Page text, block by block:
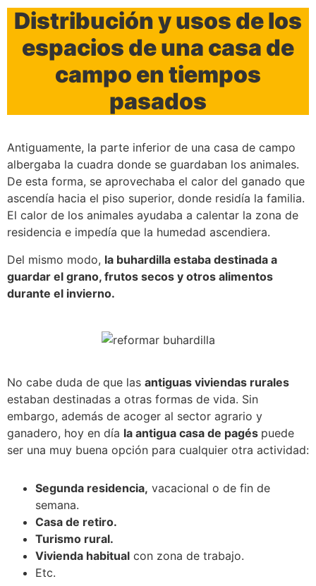
Distribución y usos de los
espacios de una casa de
campo en tiempos
pasados
Antiguamente, la parte inferior de una casa de campo
albergaba la cuadra donde se guardaban los animales.
De esta forma, se aprovechaba el calor del ganado que
ascendía hacia el piso superior, donde residía la familia.
El calor de los animales ayudaba a calentar la zona de
residencia e impedía que la humedad ascendiera.
Del mismo modo, la buhardilla estaba destinada a
guardar el grano, frutos secos y otros alimentos
durante el invierno.
No cabe duda de que las antiguas viviendas rurales
estaban destinadas a otras formas de vida. Sin
embargo, además de acoger al sector agrario y
ganadero, hoy en día la antigua casa de pagés puede
ser una muy buena opción para cualquier otra actividad:
Segunda residencia, vacacional o de fin de
semana.
Casa de retiro.
Turismo rural.
Vivienda habitual con zona de trabajo.
Etc.
intereses y
comportamiento
nuestro sitio,
aumentas la
posibilidad de